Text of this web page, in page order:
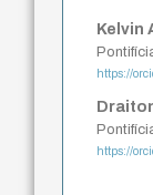
Kelvin
https://
https://